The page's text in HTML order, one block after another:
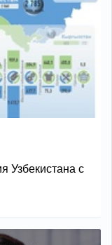
Узбекистана с